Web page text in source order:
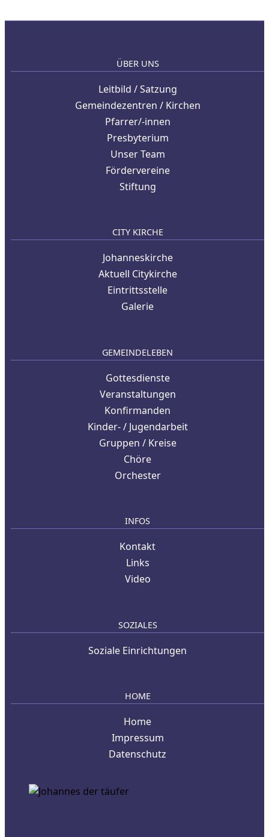
ÜBER UNS
Leitbild / Satzung
Gemeindezentren / Kirchen
Pfarrer/-innen
Presbyterium
Unser Team
Fördervereine
Stiftung
CITY KIRCHE
Johanneskirche
Aktuell Citykirche
Eintrittsstelle
Galerie
GEMEINDELEBEN
Gottesdienste
Veranstaltungen
Konfirmanden
Kinder- / Jugendarbeit
Gruppen / Kreise
Chöre
Orchester
INFOS
Kontakt
Links
Video
SOZIALES
Soziale Einrichtungen
HOME
Home
Impressum
Datenschutz